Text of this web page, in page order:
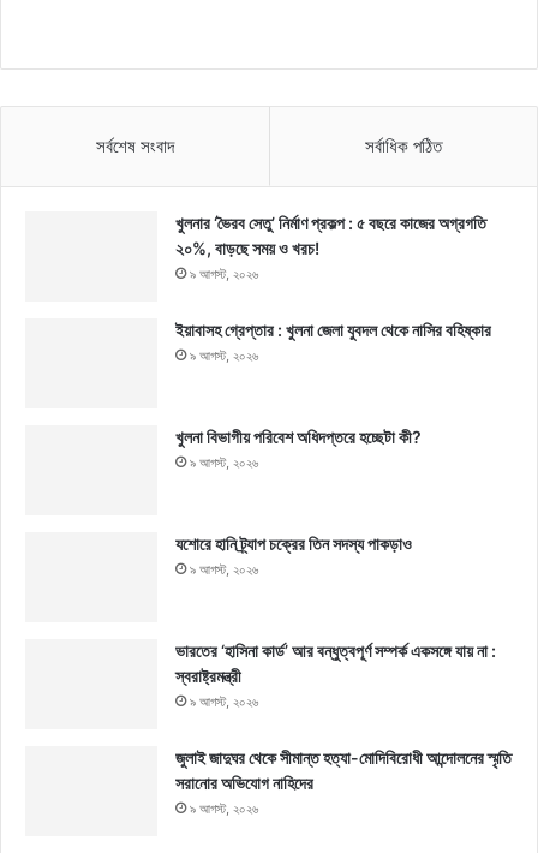
সর্বশেষ সংবাদ সর্বাধিক পঠিত
খুলনার ‘ভৈরব সেতু’ নির্মাণ প্রকল্প : ৫ বছরে কাজের অগ্রগতি
২০%, বাড়ছে সময় ও খরচ!
৯ আগস্ট, ২০২৬
ইয়াবাসহ গ্রেপ্তার : খুলনা জেলা যুবদল থেকে নাসির বহিষ্কার
৯ আগস্ট, ২০২৬
খুলনা বিভাগীয় পরিবেশ অধিদপ্তরে হচ্ছেটা কী?
৯ আগস্ট, ২০২৬
যশোরে হানি ট্র্যাপ চক্রের তিন সদস্য পাকড়াও
৯ আগস্ট, ২০২৬
ভারতের ‘হাসিনা কার্ড’ আর বন্ধুত্বপূর্ণ সম্পর্ক একসঙ্গে যায় না :
স্বরাষ্ট্রমন্ত্রী
৯ আগস্ট, ২০২৬
জুলাই জাদুঘর থেকে সীমান্ত হত্যা-মোদিবিরোধী আন্দোলনের স্মৃতি
সরানোর অভিযোগ নাহিদের
৯ আগস্ট, ২০২৬